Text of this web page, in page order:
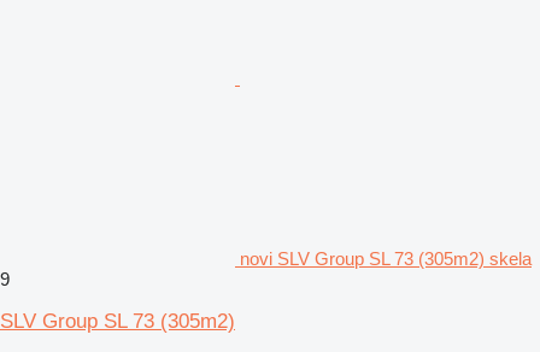
novi SLV Group SL 73 (305m2) skela
9
SLV Group SL 73 (305m2)